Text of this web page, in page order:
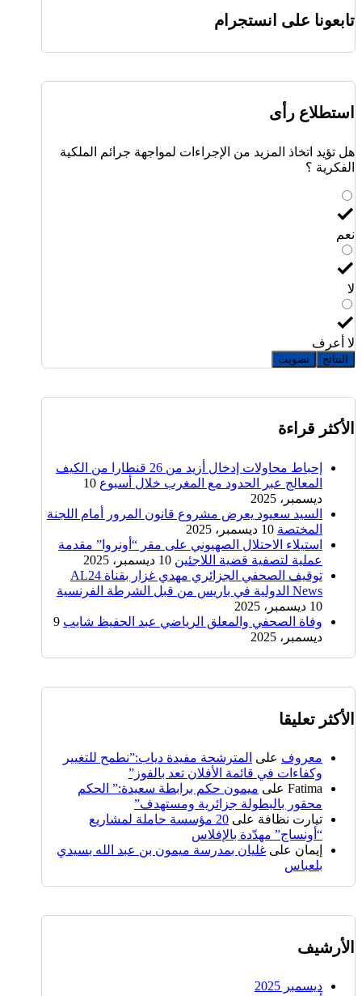
تابعونا على انستجرام
استطلاع رأى
هل تؤيد اتخاذ المزيد من الإجراءات لمواجهة جرائم الملكية
الفكرية ؟
نعم
لا
لا أعرف
النتائج تصويت
الأكثر قراءة
إحباط محاولات إدخال أزيد من 26 قنطارا من الكيف
المعالج عبر الحدود مع المغرب خلال أسبوع 10
ديسمبر، 2025
السيد سعيود يعرض مشروع قانون المرور أمام اللجنة
المختصة 10 ديسمبر، 2025
استيلاء الاحتلال الصهيوني على مقر “أونروا” مقدمة
عملية لتصفية قضية اللاجئين 10 ديسمبر، 2025
توقيف الصحفي الجزائري مهدي غزار بقناة AL24
News الدولية في باريس من قبل الشرطة الفرنسية
10 ديسمبر، 2025
وفاة الصحفي والمعلق الرياضي عبد الحفيظ شايب 9
ديسمبر، 2025
الأكثر تعليقا
معروف على المترشحة مفيدة دياب:”نطمح للتغيير
وكفاءات في قائمة الأفلان تعد بالفوز”
Fatima على ميمون حكم برابطة سعيدة:” الحكم
محقور بالبطولة جزائرية ومستهدف”
تيارت نظافة على
20 مؤسسة حاملة لمشاريع
“أونساج” مهدّدة بالإفلاس
إيمان على غليان بمدرسة ميمون بن عبد الله بسيدي
بلعباس
الأرشيف
ديسمبر 2025